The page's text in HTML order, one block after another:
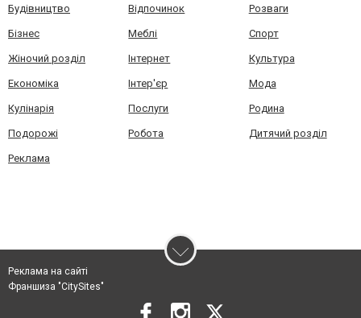
Будівництво Відпочинок Розваги
Бізнес Меблі Спорт
Жіночий розділ Інтернет Культура
Економіка Інтер'єр Мода
Кулінарія Послуги Родина
Подорожі Робота Дитячий розділ
Реклама
Реклама на сайті
Франшиза "CitySites"